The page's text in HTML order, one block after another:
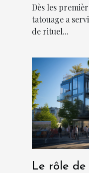
Dès les
tatouage a
de rituel...
Le rôle